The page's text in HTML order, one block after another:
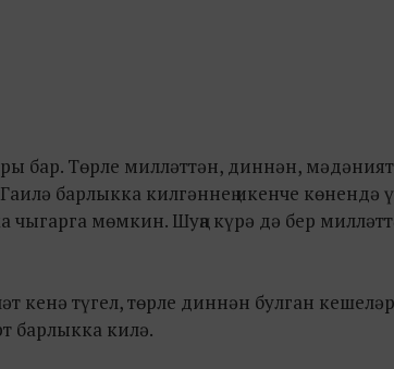
бар. Төрле милләттән, диннән,
барлыкка килгәннең икенче көнендә
мөмкин. Шуңа күрә дә бер
кенә түгел, төрле диннән булган
барлыкка килә.